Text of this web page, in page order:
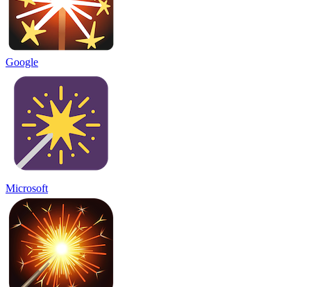
Google
Microsoft